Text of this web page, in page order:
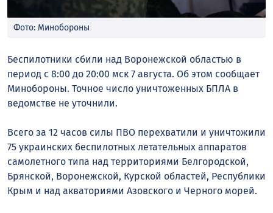
Фото: Минобороны
Беспилотники сбили над Воронежской областью в
период с 8:00 до 20:00 мск 7 августа. Об этом сообщает
Минобороны. Точное число уничтоженных БПЛА в
ведомстве не уточнили.
Всего за 12 часов силы ПВО перехватили и уничтожили
75 украинских беспилотных летательных аппаратов
самолетного типа над территориями Белгородской,
Брянской, Воронежской, Курской областей, Республики
Крым и над акваториями Азовского и Черного морей.